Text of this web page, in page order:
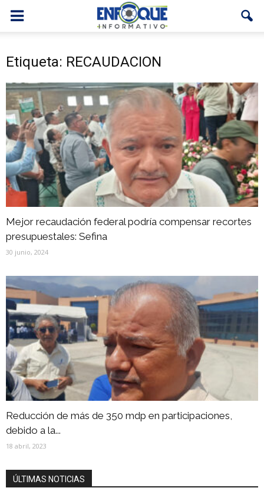
Etiqueta: RECAUDACION
Mejor recaudación federal podría compensar recortes
presupuestales: Sefina
30 junio, 2024
Reducción de más de 350 mdp en participaciones,
debido a la...
18 abril, 2023
ÚLTIMAS NOTICIAS